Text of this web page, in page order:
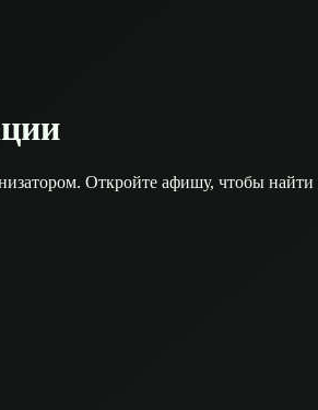
Откройте афишу, чтобы найти